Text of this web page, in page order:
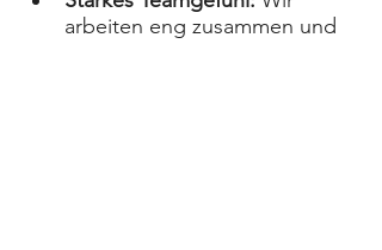
arbeiten eng zusammen und